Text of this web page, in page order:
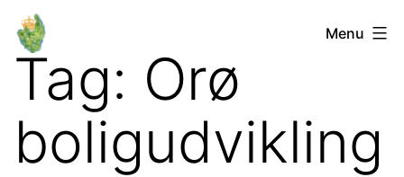
Fortsæt
indhold
Orø
Lokalforum
Menu
Tag: Orø
boligudvikling